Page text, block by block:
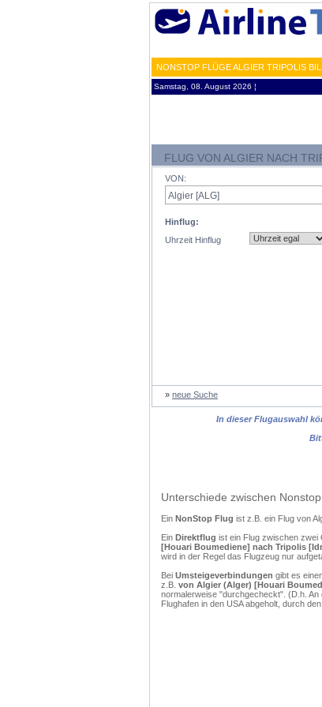
NONSTOP FLÜGE ALGIER TRIPOLIS
Samstag, 08. August 2026 ¦
FLUG VON ALGIER NACH
VON:
Hinflug:
Uhrzeit Hinflug
» neue Suche
In dieser Flugauswahl
Unterschiede zwischen
Ein NonStop Flug ist z.B. ein Flug von
Ein Direktflug ist ein Flug zwischen zwei
[Houari Boumediene] nach Tripolis
wird in der Regel das Flugzeug nur
Bei Umsteigeverbindungen gibt es
z.B. von Algier (Alger) [Houari
normalerweise "durchgecheckt". (D.h.
Flughafen in den USA abgeholt, durch